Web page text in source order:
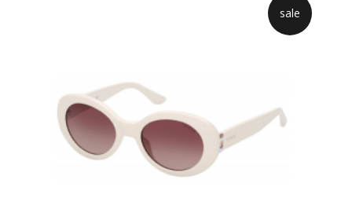
sale